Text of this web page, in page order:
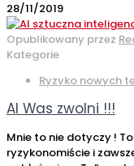
28/11/2019
Opublikowany przez
Kategorie
Ryzyko nowych
AI Was zwolni !!!
Mnie to nie dotyczy !
ryzykonomiście i